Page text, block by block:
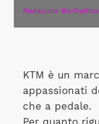
Redazione
KTM è un
appassionati
che a pedale.